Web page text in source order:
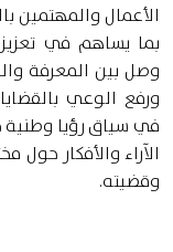
الأعمال والمهتمين
بما يساهم في تعزيز
وصل بين المعرفة
ورفع الوعي بالقضايا
في سياق رؤيا وطنية
الآراء والأفكار
وقضيته.